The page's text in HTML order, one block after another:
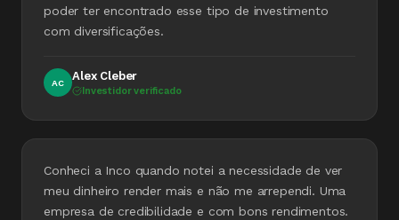
poder ter encontrado esse tipo de investimento
com diversificações.
AC
Alex Cleber
Investidor verificado
Conheci a Inco quando notei a necessidade de ver
meu dinheiro render mais e não me arrependi. Uma
empresa de credibilidade e com bons rendimentos.